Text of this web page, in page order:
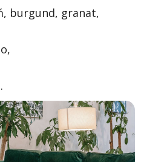
burgund, granat,